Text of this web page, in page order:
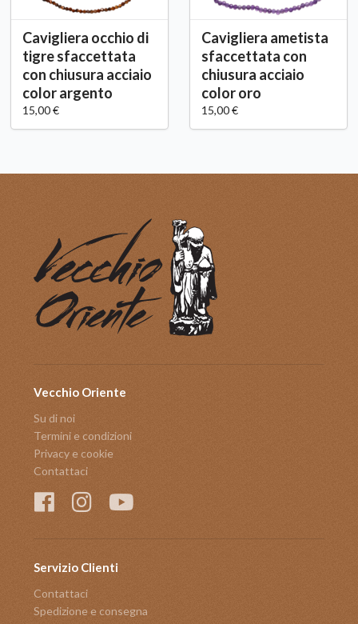
Cavigliera occhio di
tigre sfaccettata
con chiusura acciaio
color argento
15,00 €
Cavigliera ametista
sfaccettata con
chiusura acciaio
color oro
15,00 €
Vecchio Oriente
Su di noi
Termini e condizioni
Privacy e cookie
Contattaci
Servizio Clienti
Contattaci
Spedizione e consegna